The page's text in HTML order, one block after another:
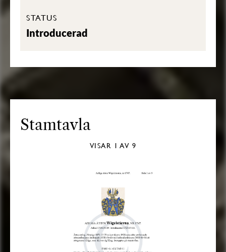
STATUS
Introducerad
Stamtavla
VISAR 1 AV 9